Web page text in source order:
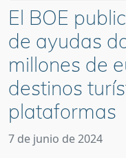
El BOE
de ayudas
millones de
destinos
plataformas
7 de junio de 2024